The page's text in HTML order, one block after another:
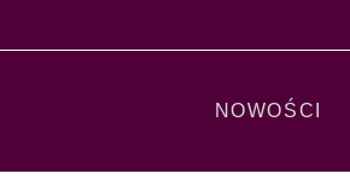
NOWOŚCI